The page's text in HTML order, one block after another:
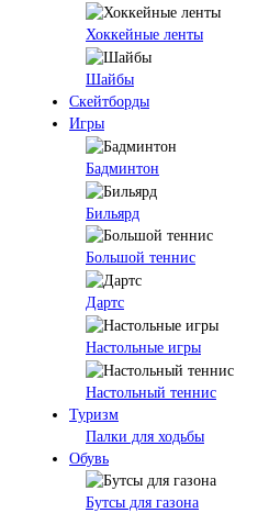
Хоккейные ленты
Шайбы
Скейтборды
Игры
Бадминтон
Бильярд
Большой теннис
Дартс
Настольные игры
Настольный теннис
Туризм
Палки для ходьбы
Обувь
Бутсы для газона